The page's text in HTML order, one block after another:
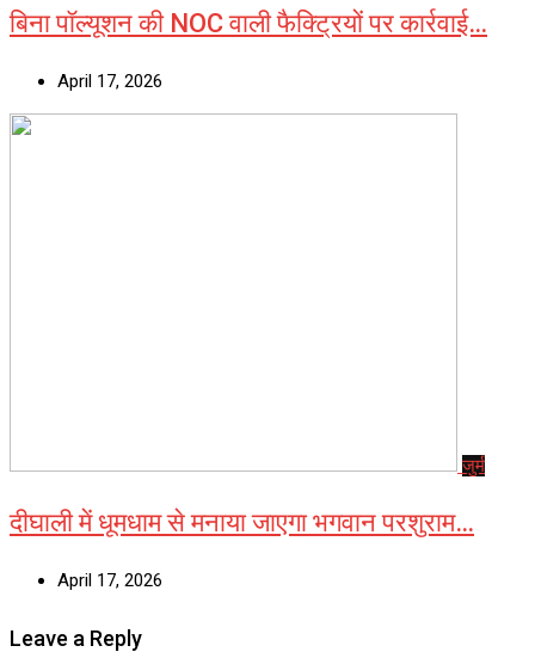
बिना पॉल्यूशन की NOC वाली फैक्ट्रियों पर कार्रवाई…
April 17, 2026
जुर्म
दीघाली में धूमधाम से मनाया जाएगा भगवान परशुराम…
April 17, 2026
Leave a Reply